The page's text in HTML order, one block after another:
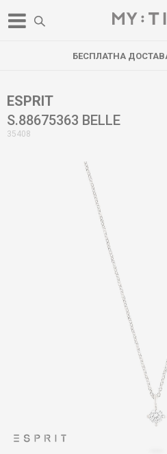
БЕСПЛАТНА
ESPRIT
S.88675363 BELLE
35408